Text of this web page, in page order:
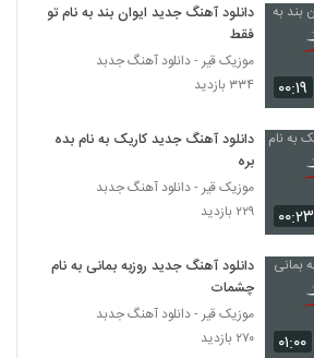
آهنگ حمزه شیخ حسینی بنام تو همونی
۳۳۶ بازدید
دانلود آهنگ علی سعیدی منم مثل تو دیوونم
۳۴۹ بازدید
آهنگ بنیامین محیا بنام قول میدم
۰۰:۱۹
دانلود آهنگ جدید ایوان بند به نام تو
فقط
موزیک قیر - دانلود آهنگ جدبد
۳۳۴ بازدید
۰۰:۲۳
دانلود آهنگ جدید کاریک به نام بده
بره
موزیک قیر - دانلود آهنگ جدبد
۲۲۹ بازدید
۰۱:۰۰
دانلود آهنگ جدید روزبه بمانی به نام
چشمات
موزیک قیر - دانلود آهنگ جدبد
۲۷۰ بازدید